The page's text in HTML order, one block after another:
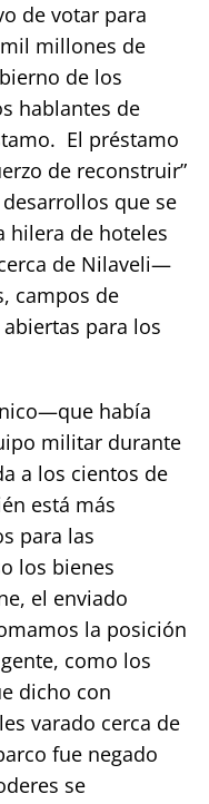
de votar para
millones de
de los
hablantes de
El préstamo
de reconstruir”
que se
hilera de hoteles
de Nilaveli—
campos de
para los
había
militar durante
a los cientos de
está más
para las
los bienes
el enviado
la posición
como los
dicho con
varado cerca de
fue negado
se